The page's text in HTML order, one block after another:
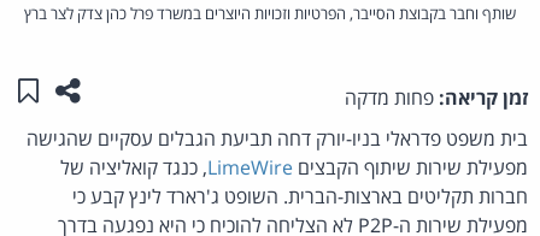
שותף וחבר בקבוצת הסייבר, הפרטיות וזכויות היוצרים במשרד פרל כהן צדק לצר ברץ
זמן קריאה: פחות מדקה שתפו
בית משפט פדראלי בניו-יורק דחה תביעת הגבלים עסקיים שהגישה
מפעילת שירות שיתוף הקבצים LimeWire, כנגד קואליציה של
חברות תקליטים בארצות-הברית. השופט ג'רארד לינץ קבע כי
מפעילת שירות ה-P2P לא הצליחה להוכיח כי היא נפגעה בדרך